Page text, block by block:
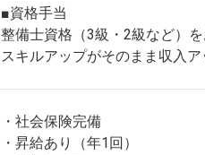
■資格手当
整備士資格（3級・2級など）
スキルアップがそのまま収入ア
・社会保険完備
・昇給あり（年1回）